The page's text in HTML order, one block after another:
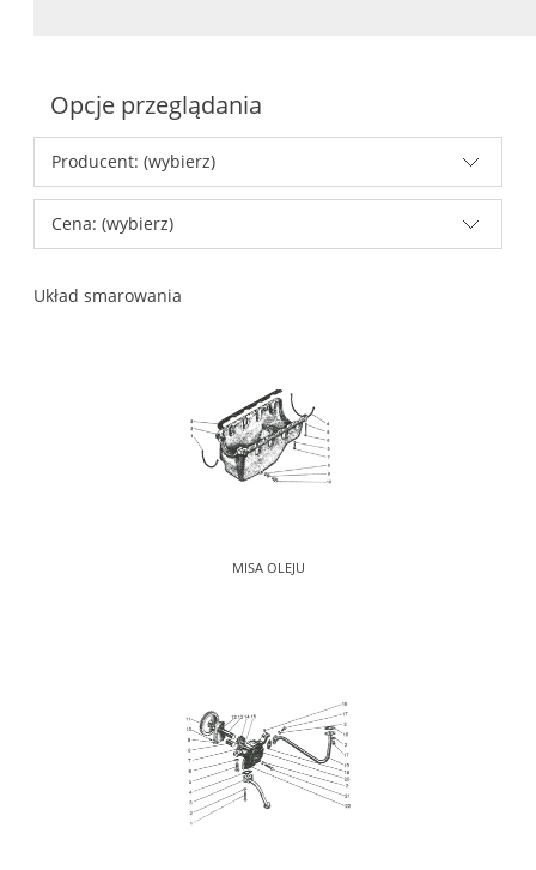
Opcje przeglądania
Producent: (wybierz)
Cena: (wybierz)
Układ smarowania
MISA OLEJU